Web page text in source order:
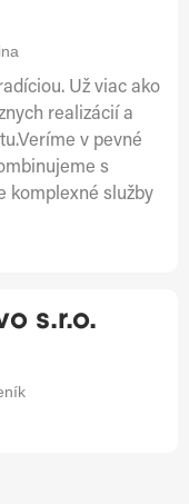
Už viac ako
realizácií a
v pevné
s
komplexné služby
s.r.o.